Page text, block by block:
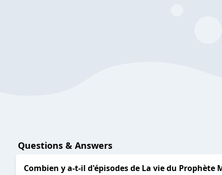
Questions & Answers
Combien y a-t-il d'épisodes de La vie du Prophète